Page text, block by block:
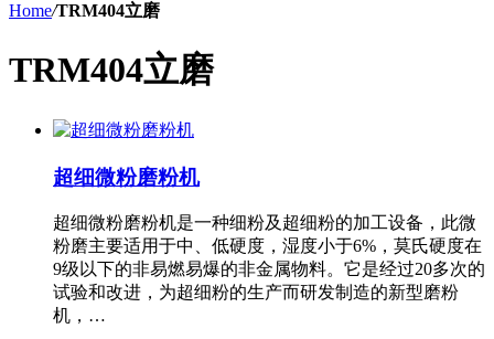
Home/TRM404立磨
TRM404立磨
超细微粉磨粉机
超细微粉磨粉机是一种细粉及超细粉的加工设备，此微
粉磨主要适用于中、低硬度，湿度小于6%，莫氏硬度在
9级以下的非易燃易爆的非金属物料。它是经过20多次的
试验和改进，为超细粉的生产而研发制造的新型磨粉
机，…